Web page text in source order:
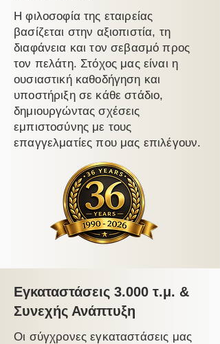
Η φιλοσοφία της εταιρείας
βασίζεται στην αξιοπιστία, τη
διαφάνεια και τον σεβασμό προς
τον πελάτη. Στόχος μας είναι η
ουσιαστική καθοδήγηση και
υποστήριξη σε κάθε στάδιο,
δημιουργώντας σχέσεις
εμπιστοσύνης με τους
επαγγελματίες που μας επιλέγουν.
Εγκαταστάσεις 3.000 τ.μ. &
Συνεχής Ανάπτυξη
​Οι σύγχρονες εγκαταστάσεις μας